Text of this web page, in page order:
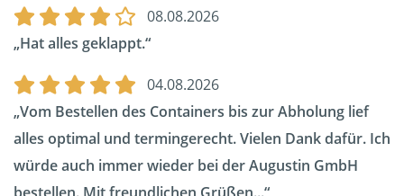
08.08.2026
Hat alles geklappt.
04.08.2026
Vom Bestellen des Containers bis zur Abholung lief
alles optimal und termingerecht. Vielen Dank dafür. Ich
würde auch immer wieder bei der Augustin GmbH